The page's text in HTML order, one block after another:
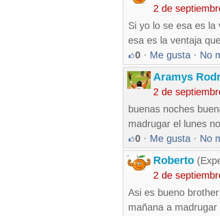
2 de
Si yo lo se esa es
esa es la ventaja
0 · Me gusta · No
Aramys
2 de
buenas noches
madrugar el lunes
0 · Me gusta · No
Roberto
2 de
Asi es bueno
mañana a